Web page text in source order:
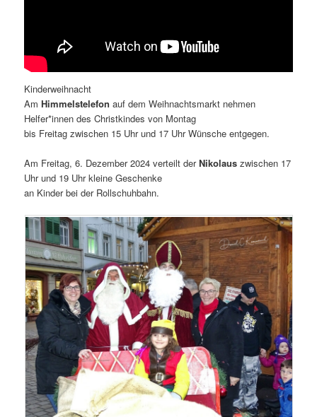
Kinderweihnacht
AmHimmelstelefon auf dem Weihnachtsmarkt nehmen
Helfer*innen des Christkindes von Montag
bis Freitag zwischen 15 Uhr und 17 Uhr Wünsche entgegen.
Am Freitag, 6. Dezember 2024 verteilt derNikolauszwischen 17
Uhr und 19 Uhr kleine Geschenke
an Kinder bei der Rollschuhbahn.